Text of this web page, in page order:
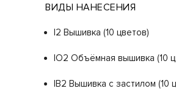
ВИДЫ НАНЕСЕНИЯ
I2 Вышивка (10 цветов)
IO2 Объёмная вышивка (10
IB2 Вышивка с застилом (10